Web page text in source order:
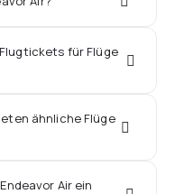
für Flüge
ähnliche Flüge
Air ein